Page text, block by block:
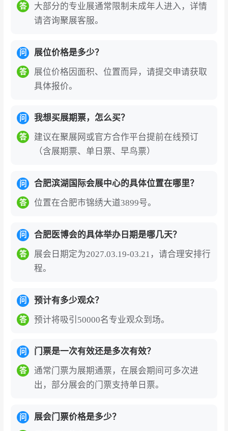
答
大部分的专业展通常限制未成年人进入，详情
请咨询聚展客服。
问 展位价格是多少？
答
展位价格因面积、位置而异，请提交申请获取
具体报价。
问 我想买展期票，怎么买？
答
建议在聚展网或官方合作平台提前在线预订
（含展期票、单日票、早鸟票）
问 合肥滨湖国际会展中心的具体位置在哪里？
答 位置在合肥市锦绣大道3899号。
问 合肥医博会的具体举办日期是哪几天？
答
展会日期定为2027.03.19-03.21，请合理安排行
程。
问 预计有多少观众？
答 预计将吸引50000名专业观众到场。
问 门票是一次有效还是多次有效？
答
通常门票为展期通票，在展会期间可多次进
出，部分展会的门票支持单日票。
问 展会门票价格是多少？